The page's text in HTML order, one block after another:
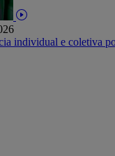
individual e coletiva